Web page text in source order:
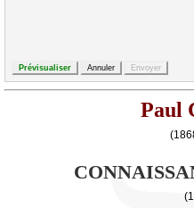
Paul